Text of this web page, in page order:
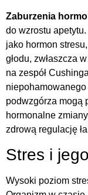
Zaburzenia
do wzrostu
jako hormon
głodu, zwłaszcza
na zespół
podwzgórza mogą
hormonalne
zdrową regulację
Stres i
Wysoki poziom